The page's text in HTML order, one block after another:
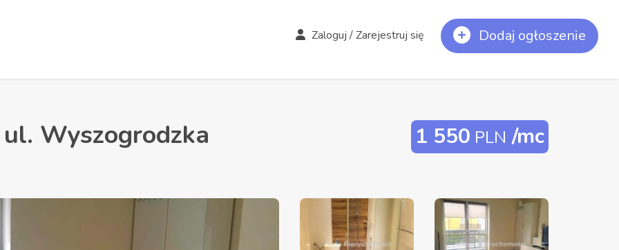
Zaloguj / Zarejestruj się Dodaj ogłoszenie
Wyszogrodzka 1 550 PLN /mc